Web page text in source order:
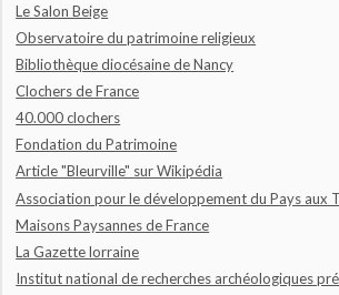
Le Salon Beige
Observatoire du patrimoine religieux
Bibliothèque diocésaine de Nancy
Clochers de France
40.000 clochers
Fondation du Patrimoine
Article "Bleurville" sur Wikipédia
Association pour le développement du Pays aux
Maisons Paysannes de France
La Gazette lorraine
Institut national de recherches archéologiques